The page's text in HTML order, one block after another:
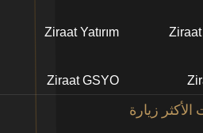
Ziraat
Ziraat Yatırım
Ziraat GSYO
زيارة